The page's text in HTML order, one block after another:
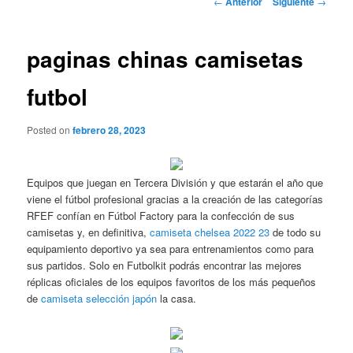
paginas chinas camisetas
futbol
Posted onfebrero 28, 2023
Equipos que juegan en Tercera División y que estarán el año que
viene el fútbol profesional gracias a la creación de las categorías
RFEF confían en Fútbol Factory para la confección de sus
camisetas y, en definitiva,camiseta chelsea 2022 23 de todo su
equipamiento deportivo ya sea para entrenamientos como para
sus partidos. Solo en Futbolkit podrás encontrar las mejores
réplicas oficiales de los equipos favoritos de los más pequeños
decamiseta selección japón la casa.